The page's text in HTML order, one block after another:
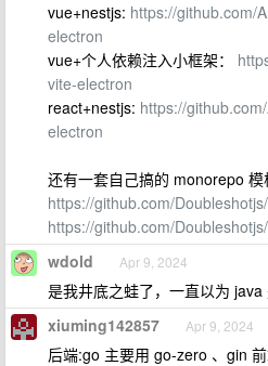
vue+nestjs: https://github.com/
electron
vue+个人依赖注入小框架：
vite-electron
react+nestjs: https://
electron
还有一套自己搞的 monorepo 模
https://github.com/
https://github.com/
wdold Apr 9, 2024
是我井底之蛙了，一直以为
xiuming142857 Apr 9, 2024
后端:go 主要用 go-zero 、gin